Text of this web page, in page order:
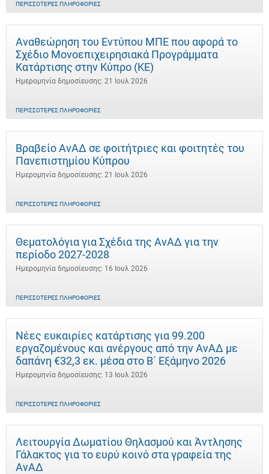
ΠΕΡΙΣΣΌΤΕΡΕΣ ΠΛΗΡΟΦΟΡΊΕΣ
Αναθεώρηση του Εντύπου ΜΠΕ που αφορά το
Σχέδιο Μονοεπιχειρησιακά Προγράμματα
Κατάρτισης στην Κύπρο (ΚΕ)
Ημερομηνία δημοσίευσης: 21 Ιουλ 2026
ΠΕΡΙΣΣΌΤΕΡΕΣ ΠΛΗΡΟΦΟΡΊΕΣ
Βραβείο ΑνΑΔ σε φοιτήτριες και φοιτητές του
Πανεπιστημίου Κύπρου
Ημερομηνία δημοσίευσης: 21 Ιουλ 2026
ΠΕΡΙΣΣΌΤΕΡΕΣ ΠΛΗΡΟΦΟΡΊΕΣ
Θεματολόγια για Σχέδια της ΑνΑΔ για την
περίοδο 2027-2028
Ημερομηνία δημοσίευσης: 16 Ιουλ 2026
ΠΕΡΙΣΣΌΤΕΡΕΣ ΠΛΗΡΟΦΟΡΊΕΣ
Νέες ευκαιρίες κατάρτισης για 99.200
εργαζομένους και ανέργους από την ΑνΑΔ με
δαπάνη €32,3 εκ. μέσα στο Β΄ Εξάμηνο 2026
Ημερομηνία δημοσίευσης: 13 Ιουλ 2026
ΠΕΡΙΣΣΌΤΕΡΕΣ ΠΛΗΡΟΦΟΡΊΕΣ
Λειτουργία Δωματίου Θηλασμού και Άντλησης
Γάλακτος για το ευρύ κοινό στα γραφεία της
ΑνΑΔ